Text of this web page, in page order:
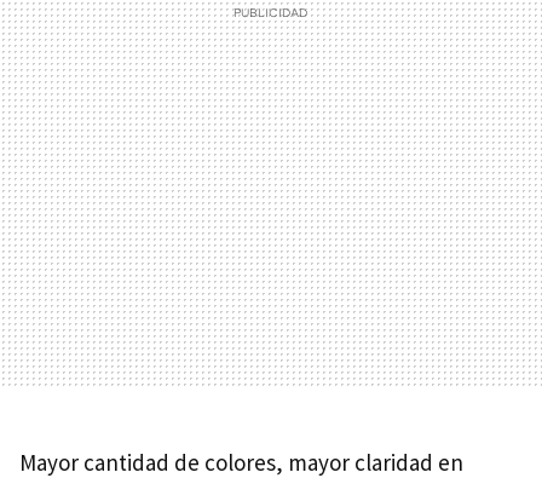
Mayor cantidad de colores, mayor claridad en